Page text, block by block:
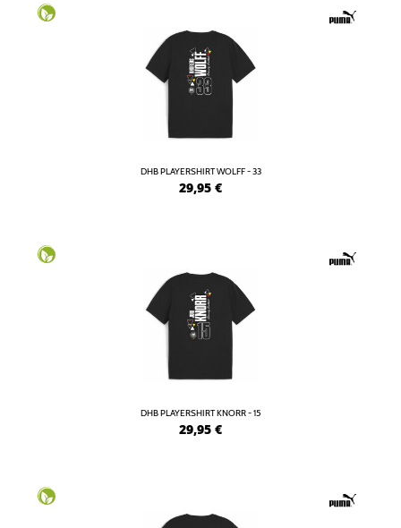
DHB PLAYERSHIRT WOLFF - 33
29,95 €
DHB PLAYERSHIRT KNORR - 15
29,95 €